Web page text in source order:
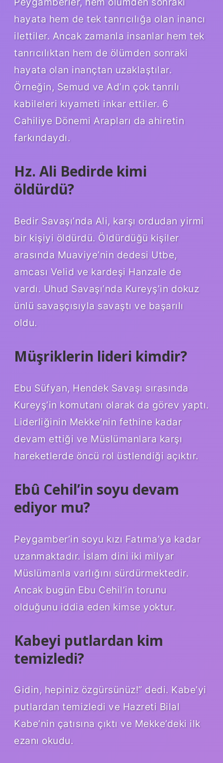
hayata hem de tek tanrıcılığa olan inancı
ilettiler. Ancak zamanla insanlar hem tek
tanrıcılıktan hem de ölümden sonraki
hayata olan inançtan uzaklaştılar.
Örneğin, Semud ve Ad’ın çok tanrılı
kabileleri kıyameti inkar ettiler. 6
Cahiliye Dönemi Arapları da ahiretin
farkındaydı.
Hz. Ali Bedirde kimi
öldürdü?
Bedir Savaşı’nda Ali, karşı ordudan yirmi
bir kişiyi öldürdü. Öldürdüğü kişiler
arasında Muaviye’nin dedesi Utbe,
amcası Velid ve kardeşi Hanzale de
vardı. Uhud Savaşı’nda Kureyş’in dokuz
ünlü savaşçısıyla savaştı ve başarılı
oldu.
Müşriklerin lideri kimdir?
Ebu Süfyan, Hendek Savaşı sırasında
Kureyş’in komutanı olarak da görev yaptı.
Liderliğinin Mekke’nin fethine kadar
devam ettiği ve Müslümanlara karşı
hareketlerde öncü rol üstlendiği açıktır.
Ebû Cehil’in soyu devam
ediyor mu?
Peygamber’in soyu kızı Fatıma’ya kadar
uzanmaktadır. İslam dini iki milyar
Müslümanla varlığını sürdürmektedir.
Ancak bugün Ebu Cehil’in torunu
olduğunu iddia eden kimse yoktur.
Kabeyi putlardan kim
temizledi?
Gidin, hepiniz özgürsünüz!” dedi. Kabe’yi
putlardan temizledi ve Hazreti Bilal
Kabe’nin çatısına çıktı ve Mekke’deki ilk
ezanı okudu.